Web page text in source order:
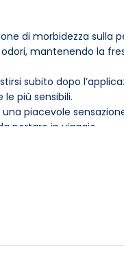
di morbidezza sulla
mantenendo la
subito dopo
più sensibili.
piacevole
portare in viaggio.
cm dalle ascelle.
e asciutto per